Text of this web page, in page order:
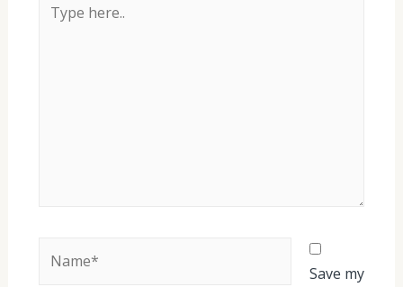
here..
Save my